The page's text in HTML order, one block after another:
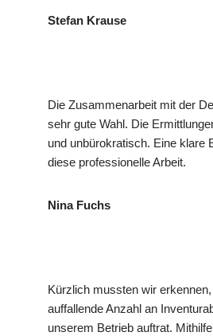
Stefan Krause
Die Zusammenarbeit mit der
sehr gute Wahl. Die
und unbürokratisch. Eine klare
diese professionelle Arbeit.
Nina Fuchs
Kürzlich mussten wir
auffallende Anzahl an
unserem Betrieb auftrat.